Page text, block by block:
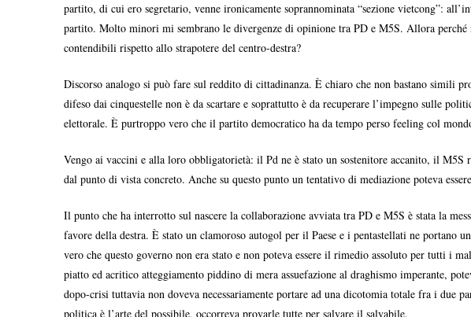
partito, di cui ero segretario, venne ironicamente soprannominata “sezione vietcong”:
partito. Molto minori mi sembrano le divergenze di opinione tra PD e M5S. Allora
contendibili rispetto allo strapotere del centro-destra?
Discorso analogo si può fare sul reddito di cittadinanza. È chiaro che non bastano simili
difeso dai cinquestelle non è da scartare e soprattutto è da recuperare l’impegno sulle
elettorale. È purtroppo vero che il partito democratico ha da tempo perso feeling col
Vengo ai vaccini e alla loro obbligatorietà: il Pd ne è stato un sostenitore accanito, il
dal punto di vista concreto. Anche su questo punto un tentativo di mediazione poteva
Il punto che ha interrotto sul nascere la collaborazione avviata tra PD e M5S è stata la
favore della destra. È stato un clamoroso autogol per il Paese e i pentastellati ne portano
vero che questo governo non era stato e non poteva essere il rimedio assoluto per tutti i
piatto ed acritico atteggiamento piddino di mera assuefazione al draghismo imperante,
dopo-crisi tuttavia non doveva necessariamente portare ad una dicotomia totale fra i due
politica è l’arte del possibile, occorreva provarle tutte per salvare il salvabile.